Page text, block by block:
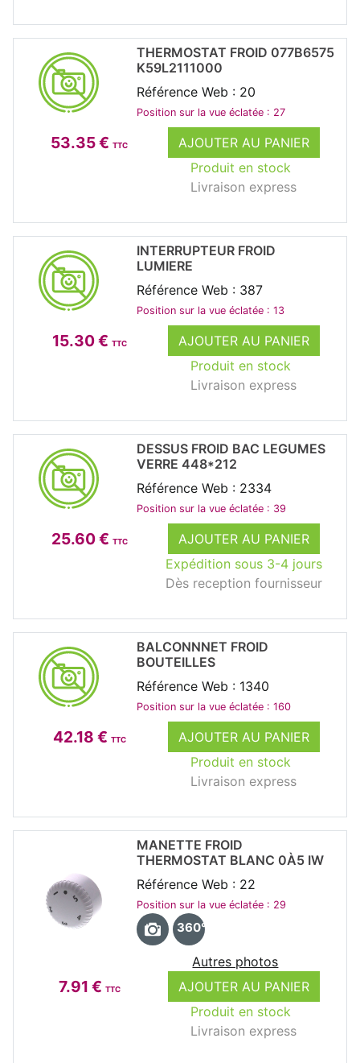
53.35 € TTC
AJOUTER AU PANIER
Produit en stock
Livraison express
THERMOSTAT FROID 077B6575
K59L2111000
Référence Web : 20
Position sur la vue éclatée : 27
15.30 € TTC
AJOUTER AU PANIER
Produit en stock
Livraison express
INTERRUPTEUR FROID
LUMIERE
Référence Web : 387
Position sur la vue éclatée : 13
25.60 € TTC
AJOUTER AU PANIER
Expédition sous 3-4 jours
Dès reception fournisseur
DESSUS FROID BAC LEGUMES
VERRE 448*212
Référence Web : 2334
Position sur la vue éclatée : 39
42.18 € TTC
AJOUTER AU PANIER
Produit en stock
Livraison express
BALCONNNET FROID
BOUTEILLES
Référence Web : 1340
Position sur la vue éclatée : 160
7.91 € TTC
AJOUTER AU PANIER
Produit en stock
Livraison express
MANETTE FROID
THERMOSTAT BLANC 0À5 IW
Référence Web : 22
Position sur la vue éclatée : 29
360°
Autres photos